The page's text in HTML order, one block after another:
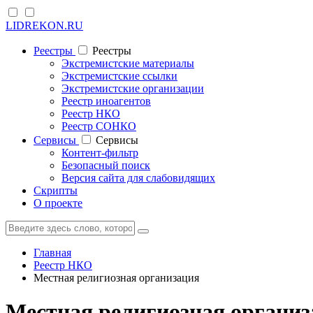
LIDREKON.RU
Реестры
Реестры
Экстремистские материалы
Экстремистские ссылки
Экстремистские организации
Реестр иноагентов
Реестр НКО
Реестр СОНКО
Cервисы
Cервисы
Контент-фильтр
Безопасный поиск
Версия сайта для слабовидящих
Скрипты
О проекте
Главная
Реестр НКО
Местная религиозная организация